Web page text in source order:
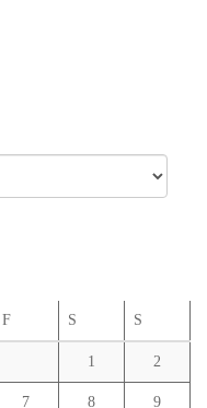
F S S
1 2
7 8 9